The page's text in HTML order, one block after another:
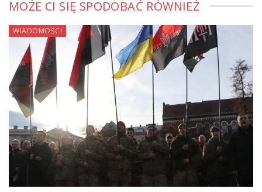
MOŻE CI SIĘ SPODOBAĆ RÓWNIEŻ
WIADOMOŚCI